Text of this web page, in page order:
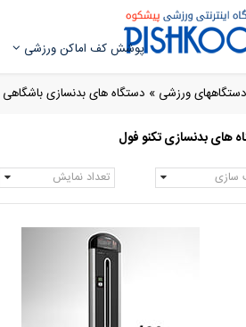
پوشش کف اماکن ورزشی
دستگاههای ورزشی » دستگاه های بدنسازی باشگاهی
های بدنسازی تکنو فول
سازی تعداد نمایش